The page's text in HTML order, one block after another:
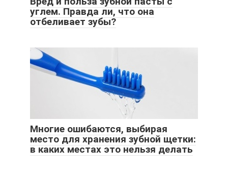
углем. Правда ли, что она
отбеливает зубы?
Многие ошибаются, выбирая
место для хранения зубной щетки:
в каких местах это нельзя делать